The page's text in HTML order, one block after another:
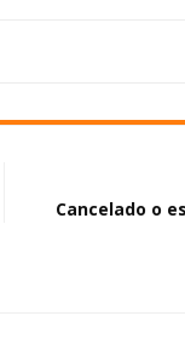
Cancelado o